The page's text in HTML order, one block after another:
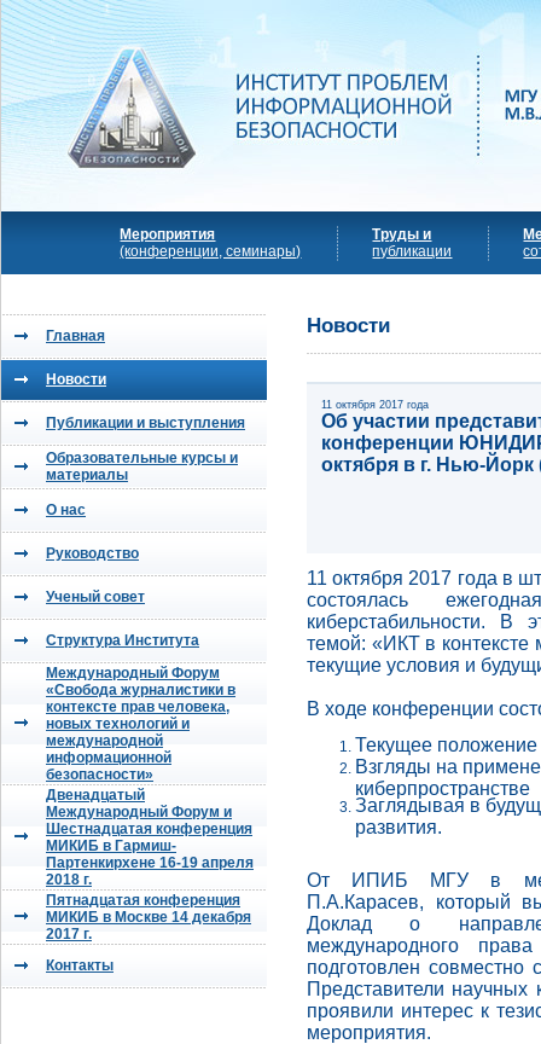
Мероприятия
(конференции, семинары)
Труды и
публикации
Главная
Новости
Публикации и выступления
Образовательные курсы и
материалы
О нас
Руководство
Ученый совет
Структура Института
Международный Форум
«Свобода журналистики в
контексте прав человека,
новых технологий и
международной
информационной
безопасности»
Двенадцатый
Международный Форум и
Шестнадцатая конференция
МИКИБ в Гармиш-
Партенкирхене 16-19 апреля
2018 г.
Пятнадцатая конференция
МИКИБ в Москве 14 декабря
2017 г.
Контакты
Новости
11 октября 2017 года
Об участии
конференции ЮНИДИР
октября в г. Нью-
11 октября 2017 года в
состоялась
киберстабильности. В
темой: «ИКТ в контексте
текущие условия и
В ходе конференции
Текущее
Взгляды на
киберпространстве
Заглядывая в
развития.
От ИПИБ МГУ в
П.А.Карасев, который
Доклад о
международного
подготовлен
Представители научных
проявили интерес к
мероприятия.